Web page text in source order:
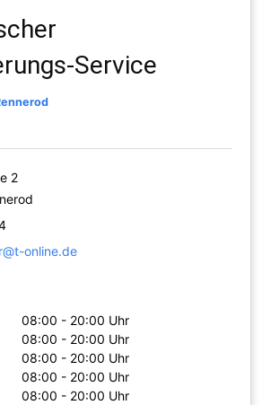
Service
2
online.de
08:00 - 20:00 Uhr
08:00 - 20:00 Uhr
08:00 - 20:00 Uhr
08:00 - 20:00 Uhr
08:00 - 20:00 Uhr